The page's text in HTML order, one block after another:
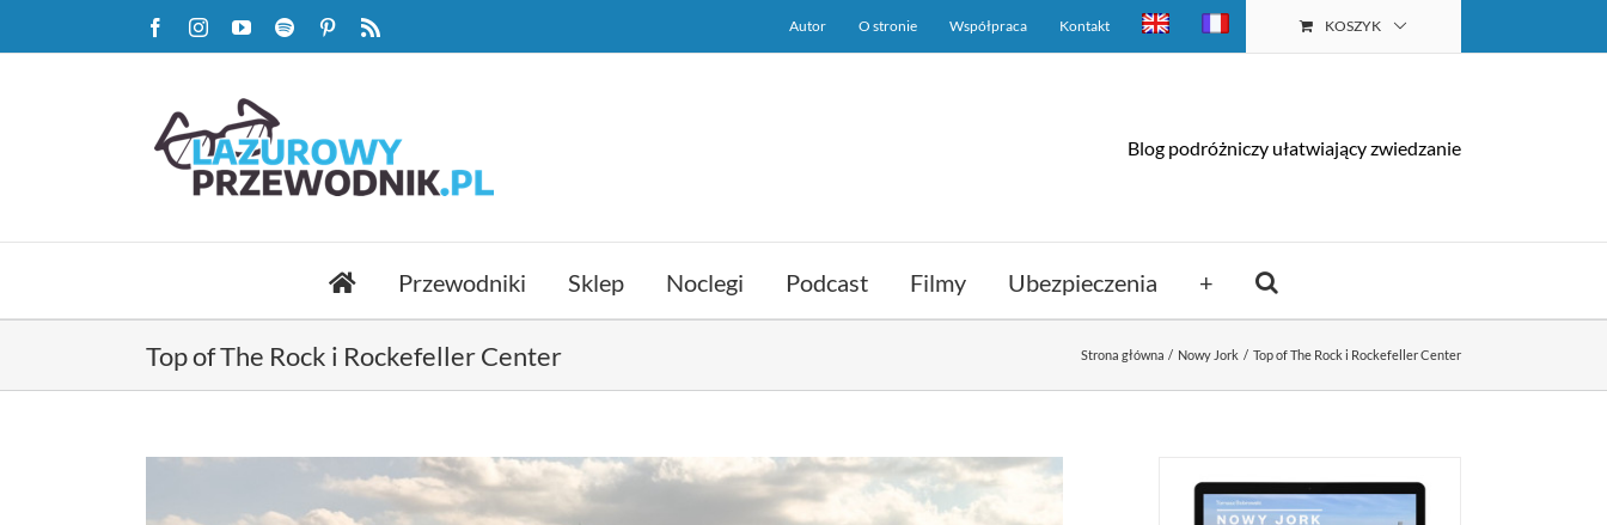
do
FacebookInstagramYouTubeSpotify Pinterest Autor O stronie Współpraca Kontakt KOSZYK
Blog podróżniczy ułatwiający zwiedzanie
Przewodniki Sklep Noclegi Podcast Filmy Ubezpieczenia +
Top of The Rock i Rockefeller Center Strona główna Nowy Jork Top of The Rock i Rockefeller Center